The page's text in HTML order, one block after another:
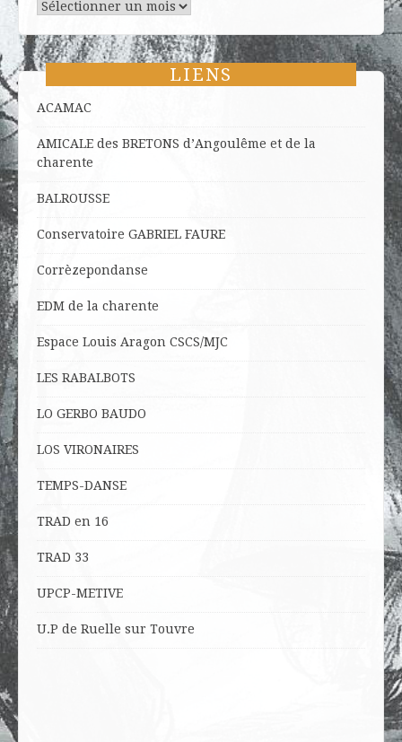
Archives
LIENS
ACAMAC
AMICALE des BRETONS d’Angoulême et de la
charente
BALROUSSE
Conservatoire GABRIEL FAURE
Corrèzepondanse
EDM de la charente
Espace Louis Aragon CSCS/MJC
LES RABALBOTS
LO GERBO BAUDO
LOS VIRONAIRES
TEMPS-DANSE
TRAD en 16
TRAD 33
UPCP-METIVE
U.P de Ruelle sur Touvre